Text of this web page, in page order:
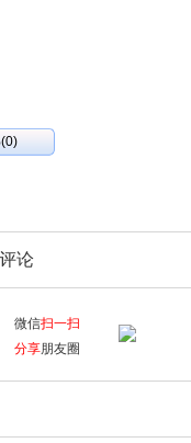
论
微信扫一扫
分享朋友圈